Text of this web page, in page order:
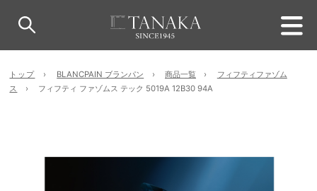
トップ BLANCPAIN ブランパン 商品一覧
フィフティファゾム
ス
フィフティ ファゾムス テック 5019A 12B30 94A